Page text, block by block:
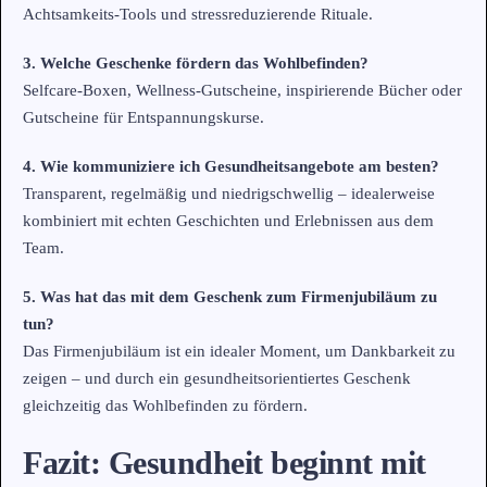
Achtsamkeits-Tools und stressreduzierende Rituale.
3. Welche Geschenke fördern das Wohlbefinden?
Selfcare-Boxen, Wellness-Gutscheine, inspirierende Bücher oder
Gutscheine für Entspannungskurse.
4. Wie kommuniziere ich Gesundheitsangebote am besten?
Transparent, regelmäßig und niedrigschwellig – idealerweise
kombiniert mit echten Geschichten und Erlebnissen aus dem
Team.
5. Was hat das mit dem Geschenk zum Firmenjubiläum zu
tun?
Das Firmenjubiläum ist ein idealer Moment, um Dankbarkeit zu
zeigen – und durch ein gesundheitsorientiertes Geschenk
gleichzeitig das Wohlbefinden zu fördern.
Fazit: Gesundheit beginnt mit